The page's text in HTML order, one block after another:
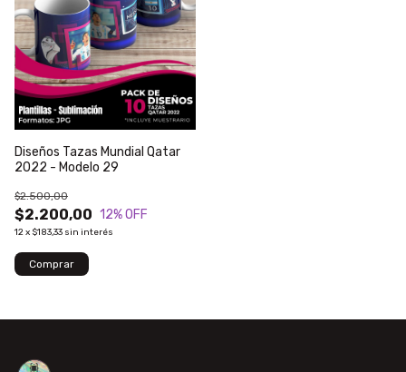
Diseños Tazas Mundial Qatar
2022 - Modelo 29
$2.200,00
$2.500,00
12% OFF
12x $183,33 sin interés